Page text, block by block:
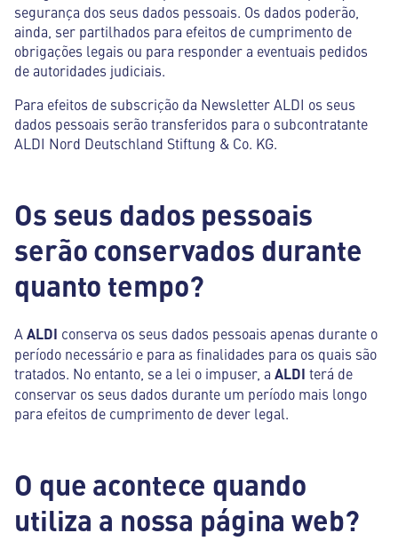
segurança dos seus dados pessoais. Os dados poderão,
ainda, ser partilhados para efeitos de cumprimento de
obrigações legais ou para responder a eventuais pedidos
de autoridades judiciais.
Para efeitos de subscrição da Newsletter ALDI os seus
dados pessoais serão transferidos para o subcontratante
ALDI Nord Deutschland Stiftung & Co. KG.
Os seus dados pessoais
serão conservados durante
quanto tempo?
A ALDI conserva os seus dados pessoais apenas durante o
período necessário e para as finalidades para os quais são
tratados. No entanto, se a lei o impuser, a ALDI terá de
conservar os seus dados durante um período mais longo
para efeitos de cumprimento de dever legal.
O que acontece quando
utiliza a nossa página web?